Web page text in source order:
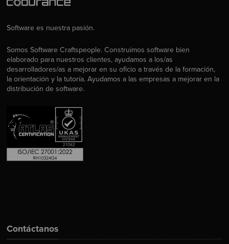
Software es nuestra pasión.
Somos Software Craftspeople. Construimos software bien
elaborado para nuestros clientes, ayudamos a los/as
desarrolladores/as a mejorar en su oficio a través de la formación,
la orientación y la tutoría. Ayudamos a las empresas a mejorar en la
distribución de software.
Contáctanos